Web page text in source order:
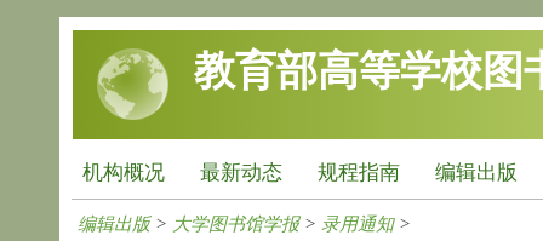
跳转到主要内容
教育部高等学校图
机构概况 最新动态 规程指南 编辑出版
编辑出版> 大学图书馆学报> 录用通知>